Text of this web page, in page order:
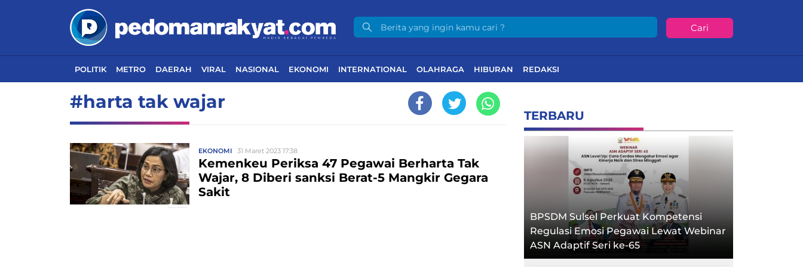
Cari
POLITIK METRO DAERAH VIRAL NASIONAL EKONOMI INTERNATIONAL OLAHRAGA HIBURAN REDAKSI
#harta tak wajar
EKONOMI 31 Maret 2023 17:38
Kemenkeu Periksa 47 Pegawai Berharta Tak
Wajar, 8 Diberi sanksi Berat-5 Mangkir Gegara
Sakit
TERBARU
BPSDM Sulsel Perkuat Kompetensi
Regulasi Emosi Pegawai Lewat Webinar
ASN Adaptif Seri ke-65